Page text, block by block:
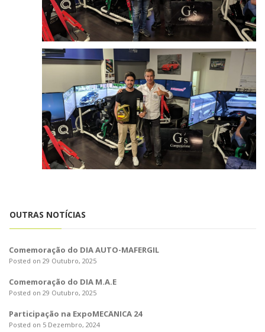
OUTRAS NOTÍCIAS
Comemoração do DIA AUTO-MAFERGIL
Posted on 29 Outubro, 2025
Comemoração do DIA M.A.E
Posted on 29 Outubro, 2025
Participação na ExpoMECÂNICA 24
Posted on 5 Dezembro, 2024